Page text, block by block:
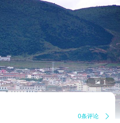
 1
0条评论 